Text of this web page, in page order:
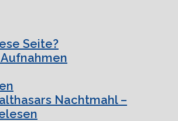
Seite?
Nachtmahl –